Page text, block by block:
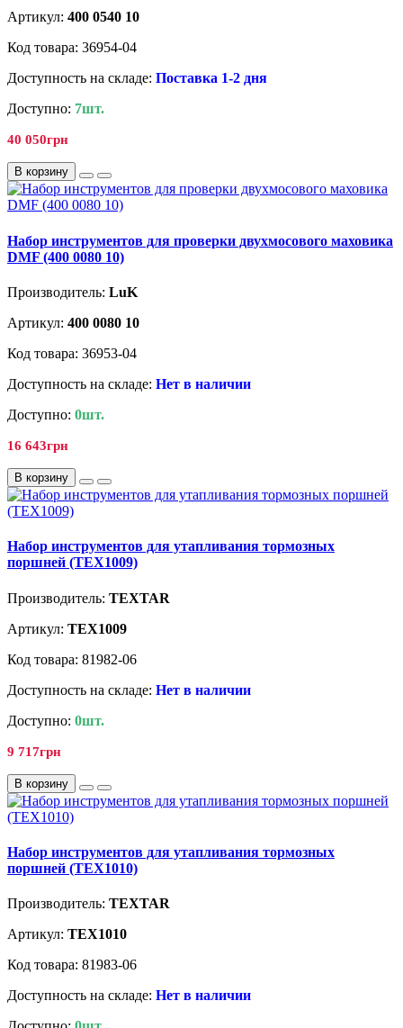
Артикул: 400 0540 10
Код товара: 36954-04
Доступность на складе: Поставка 1-2 дня
Доступно: 7шт.
40 050грн
В корзину
Набор инструментов для проверки двухмосового маховика
DMF (400 0080 10)
Производитель: LuK
Артикул: 400 0080 10
Код товара: 36953-04
Доступность на складе: Нет в наличии
Доступно: 0шт.
16 643грн
В корзину
Набор инструментов для утапливания тормозных
поршней (TEX1009)
Производитель: TEXTAR
Артикул: TEX1009
Код товара: 81982-06
Доступность на складе: Нет в наличии
Доступно: 0шт.
9 717грн
В корзину
Набор инструментов для утапливания тормозных
поршней (TEX1010)
Производитель: TEXTAR
Артикул: TEX1010
Код товара: 81983-06
Доступность на складе: Нет в наличии